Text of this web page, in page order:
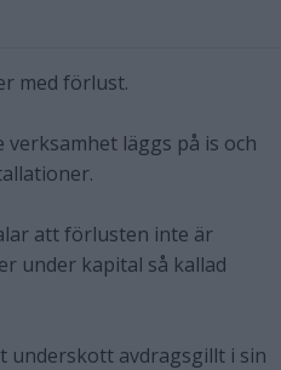
med förlust.
läggs på is och
att förlusten inte är
under kapital så kallad
underskott avdragsgillt i sin